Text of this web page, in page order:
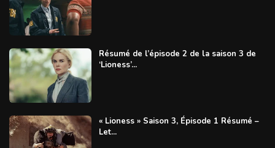
Résumé de l’épisode 2 de la saison 3 de
‘Lioness’...
« Lioness » Saison 3, Épisode 1 Résumé –
Let...